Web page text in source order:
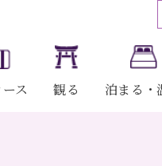
ス 観る 泊まる・